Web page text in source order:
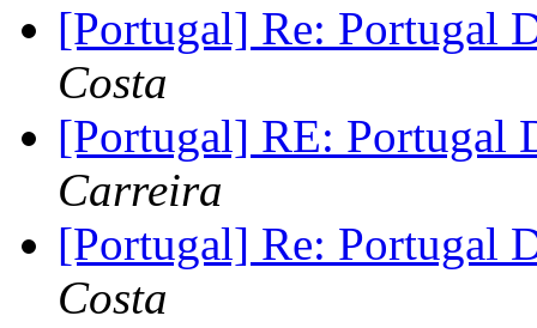
[Portugal] Re: Portugal
Costa
[Portugal] RE: Portugal
Carreira
[Portugal] Re: Portugal
Costa